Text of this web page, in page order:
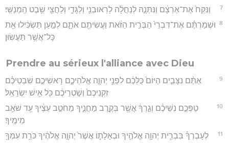
7 וַנִּקַּח֙ אֶת־אַרְצָ֔ם וַנִּתְּנָ֣הּ לְנַחֲלָ֔ה לָרֽאוּבֵנִ֖י וְלַגָּדִ֑י וְלַחֲצִ֖י שֵׁ֥בֶט הַֽמְנַשִּֽׁי׃
8
וּשְׁמַרְתֶּ֗ם אֶת־דִּבְרֵי֙ הַבְּרִ֣ית הַזֹּ֔את וַעֲשִׂיתֶ֖ם אֹתָ֑ם לְמַ֣עַן תַּשְׂכִּ֔ילוּ אֵ֖ת
כָּל־אֲשֶׁ֥ר תַּעֲשֽׂוּן׃
Prendre au sérieux l'alliance avec Dieu
9
אַתֶּ֨ם נִצָּבִ֤ים הַיּוֹם֙ כֻּלְּכֶ֔ם לִפְנֵ֖י יְהוָ֣ה אֱלֹהֵיכֶ֑ם רָאשֵׁיכֶ֣ם שִׁבְטֵיכֶ֗ם
זִקְנֵיכֶם֙ וְשֹׁ֣טְרֵיכֶ֔ם כֹּ֖ל אִ֥ישׁ יִשְׂרָאֵֽל׃
10
טַפְּכֶ֣ם נְשֵׁיכֶ֔ם וְגֵ֣רְךָ֔ אֲשֶׁ֖ר בְּקֶ֣רֶב מַחֲנֶ֑יךָ מֵחֹטֵ֣ב עֵצֶ֔יךָ עַ֖ד שֹׁאֵ֥ב
מֵימֶֽיךָ׃
11
לְעָבְרְךָ֗ בִּבְרִ֛ית יְהוָ֥ה אֱלֹהֶ֖יךָ וּבְאָלָת֑וֹ אֲשֶׁר֙ יְהוָ֣ה אֱלֹהֶ֔יךָ כֹּרֵ֥ת עִמְּךָ֖